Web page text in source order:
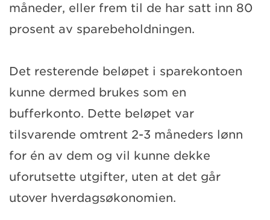
måneder, eller frem til de har satt inn 80
prosent av sparebeholdningen.
Det resterende beløpet i sparekontoen
kunne dermed brukes som en
bufferkonto. Dette beløpet var
tilsvarende omtrent 2-3 måneders lønn
for én av dem og vil kunne dekke
uforutsette utgifter, uten at det går
utover hverdagsøkonomien.